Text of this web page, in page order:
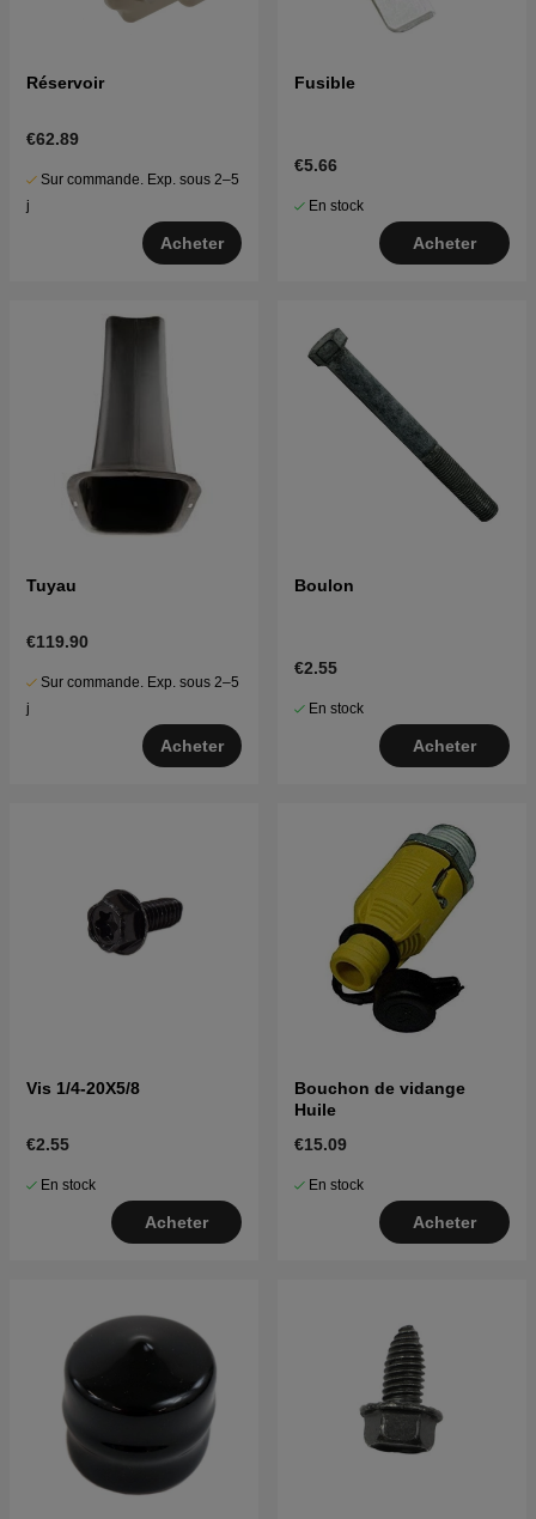
Cliquez ici pour la vue éclatée et la liste des pièces
Réservoir
€62.89
Sur commande. Exp. sous 2–5
j
Acheter
Fusible
€5.66
En stock
Acheter
Tuyau
€119.90
Sur commande. Exp. sous 2–5
j
Acheter
Boulon
€2.55
En stock
Acheter
Vis 1/4-20X5/8
€2.55
En stock
Acheter
Bouchon de vidange
Huile
€15.09
En stock
Acheter